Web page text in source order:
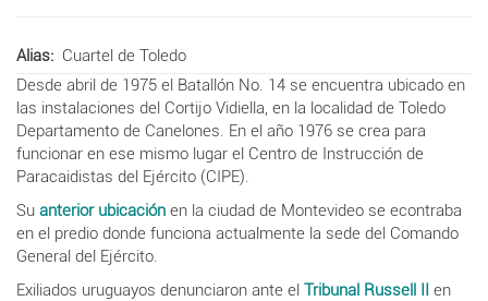
Alias
Cuartel de Toledo
Desde abril de 1975 el Batallón No. 14 se encuentra ubicado en
las instalaciones del Cortijo Vidiella, en la localidad de Toledo
Departamento de Canelones. En el año 1976 se crea para
funcionar en ese mismo lugar el Centro de Instrucción de
Paracaidistas del Ejército (CIPE).
Su anterior ubicación en la ciudad de Montevideo se econtraba
en el predio donde funciona actualmente la sede del Comando
General del Ejército.
Exiliados uruguayos denunciaron ante el Tribunal Russell II en